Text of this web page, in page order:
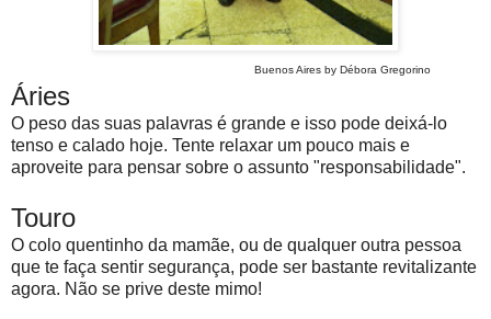
Buenos Aires by Débora Gregorino
Áries
O peso das suas palavras é grande e isso pode deixá-lo
tenso e calado hoje. Tente relaxar um pouco mais e
aproveite para pensar sobre o assunto "responsabilidade".
Touro
O colo quentinho da mamãe, ou de qualquer outra pessoa
que te faça sentir segurança, pode ser bastante revitalizante
agora. Não se prive deste mimo!